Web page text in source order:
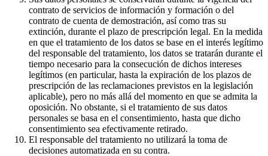
contrato de servicios de información y formación o del
contrato de cuenta de demostración, así como tras su
extinción, durante el plazo de prescripción legal. En la medida
en que el tratamiento de los datos se base en el interés legítimo
del responsable del tratamiento, los datos se tratarán durante el
tiempo necesario para la consecución de dichos intereses
legítimos (en particular, hasta la expiración de los plazos de
prescripción de las reclamaciones previstos en la legislación
aplicable), pero no más allá del momento en que se admita la
oposición. No obstante, si el tratamiento de sus datos
personales se basa en el consentimiento, hasta que dicho
consentimiento sea efectivamente retirado.
El responsable del tratamiento no utilizará la toma de
decisiones automatizada en su contra.